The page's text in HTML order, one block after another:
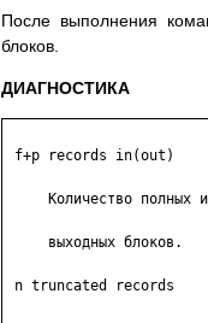
После выполнения
блоков.
ДИАГНОСТИКА
f+p records in(out)
Количество полных
     выходных блоков.
n truncated records